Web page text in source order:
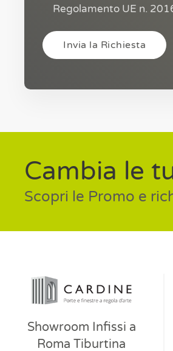
Regolamento UE n.
Cambia le
Scopri le Promo e
Showroom Infissi a
Roma Tiburtina